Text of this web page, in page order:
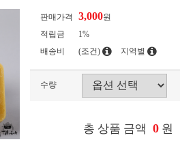
판매가격 3,000원
적립금
1%
배송비
(조건) 지역별
수량
총 상품 금액 0 원